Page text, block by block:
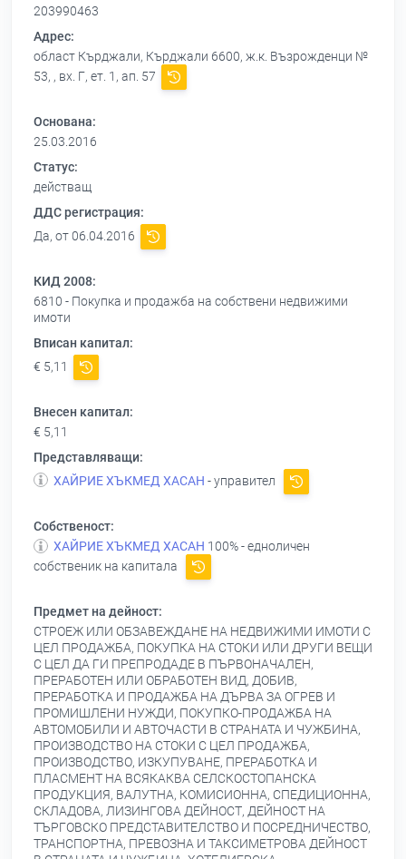
203990463
Адрес:
област Кърджали, Кърджали 6600, ж.к. Възрожденци №
53, , вх. Г, ет. 1, ап. 57
Основана:
25.03.2016
Статус:
действащ
ДДС регистрация:
Да, от 06.04.2016
КИД 2008:
6810 - Покупка и продажба на собствени недвижими
имоти
Вписан капитал:
€ 5,11
Внесен капитал:
€ 5,11
Представляващи:
ХАЙРИЕ ХЪКМЕД ХАСАН - управител
Собственост:
ХАЙРИЕ ХЪКМЕД ХАСАН 100% - едноличен
собственик на капитала
Предмет на дейност:
СТРОЕЖ ИЛИ ОБЗАВЕЖДАНЕ НА НЕДВИЖИМИ ИМОТИ С
ЦЕЛ ПРОДАЖБА, ПОКУПКА НА СТОКИ ИЛИ ДРУГИ ВЕЩИ
С ЦЕЛ ДА ГИ ПРЕПРОДАДЕ В ПЪРВОНАЧАЛЕН,
ПРЕРАБОТЕН ИЛИ ОБРАБОТЕН ВИД, ДОБИВ,
ПРЕРАБОТКА И ПРОДАЖБА НА ДЪРВА ЗА ОГРЕВ И
ПРОМИШЛЕНИ НУЖДИ, ПОКУПКО-ПРОДАЖБА НА
АВТОМОБИЛИ И АВТОЧАСТИ В СТРАНАТА И ЧУЖБИНА,
ПРОИЗВОДСТВО НА СТОКИ С ЦЕЛ ПРОДАЖБА,
ПРОИЗВОДСТВО, ИЗКУПУВАНЕ, ПРЕРАБОТКА И
ПЛАСМЕНТ НА ВСЯКАКВА СЕЛСКОСТОПАНСКА
ПРОДУКЦИЯ, ВАЛУТНА, КОМИСИОННА, СПЕДИЦИОННА,
СКЛАДОВА, ЛИЗИНГОВА ДЕЙНОСТ, ДЕЙНОСТ НА
ТЪРГОВСКО ПРЕДСТАВИТЕЛСТВО И ПОСРЕДНИЧЕСТВО,
ТРАНСПОРТНА, ПРЕВОЗНА И ТАКСИМЕТРОВА ДЕЙНОСТ